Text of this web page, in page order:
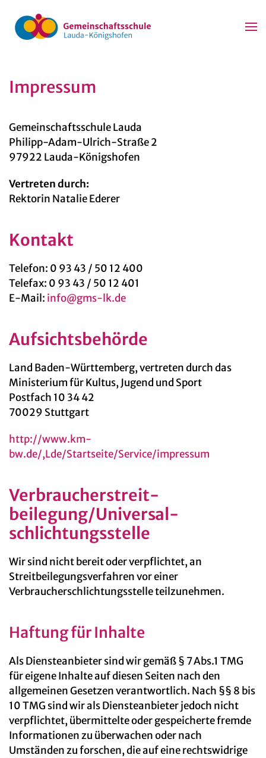
Zum Hauptinhalt springen
Impressum
Gemeinschaftsschule Lauda
Philipp-Adam-Ulrich-Straße 2
97922 Lauda-Königshofen
Vertreten durch:
Rektorin Natalie Ederer
Kontakt
Telefon: 0 93 43 / 50 12 400
Telefax: 0 93 43 / 50 12 401
E-Mail: info@gms-lk.de
Aufsichtsbehörde
Land Baden-Württemberg, vertreten durch das
Ministerium für Kultus, Jugend und Sport
Postfach 10 34 42
70029 Stuttgart
http://www.km-
bw.de/,Lde/Startseite/Service/impressum
Verbraucher­streit­
beilegung/Universal­
schlichtungs­stelle
Wir sind nicht bereit oder verpflichtet, an
Streitbeilegungsverfahren vor einer
Verbraucherschlichtungsstelle teilzunehmen.
Haftung für Inhalte
Als Diensteanbieter sind wir gemäß § 7 Abs.1 TMG
für eigene Inhalte auf diesen Seiten nach den
allgemeinen Gesetzen verantwortlich. Nach §§ 8 bis
10 TMG sind wir als Diensteanbieter jedoch nicht
verpflichtet, übermittelte oder gespeicherte fremde
Informationen zu überwachen oder nach
Umständen zu forschen, die auf eine rechtswidrige